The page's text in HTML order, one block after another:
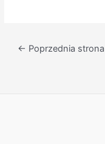
elektryczny
Stronicowanie
← Poprzednia strona